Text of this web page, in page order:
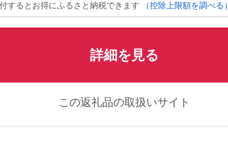
するとお得にふるさと納税できます
（控除上限額を調べる）
詳細を見る
この返礼品の取扱いサイト